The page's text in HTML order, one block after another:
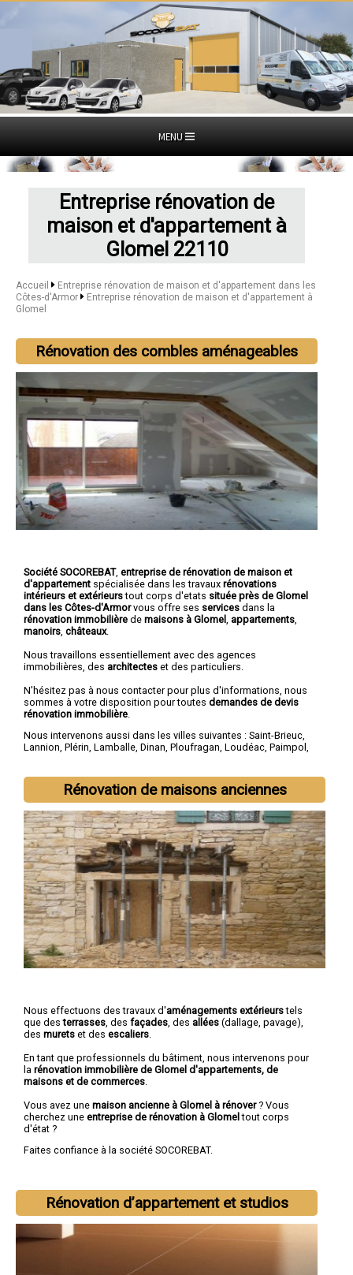
MENU
Entreprise rénovation de
maison et d'appartement à
Glomel 22110
Accueil
Entreprise rénovation de maison et d'appartement dans les
Côtes-d'Armor
Entreprise rénovation de maison et d'appartement à
Glomel
Rénovation des combles aménageables
Société SOCOREBAT, entreprise de rénovation de maison et
d'appartement spécialisée dans les travaux rénovations
intérieurs et extérieurstout corps d'etats située près de Glomel
dans les Côtes-d'Armorvous offre ses services dans la
rénovation immobilière de maisons à Glomel appartements
manoirs châteaux.
Nous travaillons essentiellement avec des agences
immobilières, des architectes et des particuliers.
N'hésitez pas à nous contacter pour plus d'informations, nous
sommes à votre disposition pour toutes demandes de devis
rénovation immobilière
Nous intervenons aussi dans les villes suivantes : Saint-Brieuc,
Lannion, Plérin, Lamballe, Dinan, Ploufragan, Loudéac, Paimpol ,
Rénovation de maisons anciennes
Nous effectuons des travaux d'aménagements extérieurstels
que desterrasses , des façades , des allées (dallage, pavage),
des murets et des escaliers
En tant que professionnels du bâtiment, nous intervenons pour
la rénovation immobilière de Glomel d'appartements, de
maisons et de commerces
Vous avez une maison ancienne à Glomel à rénover? Vous
cherchez une entreprise de rénovation à Glomeltout corps
d'état ?
Faites confiance à la société SOCOREBAT.
Rénovation d’appartement et studios